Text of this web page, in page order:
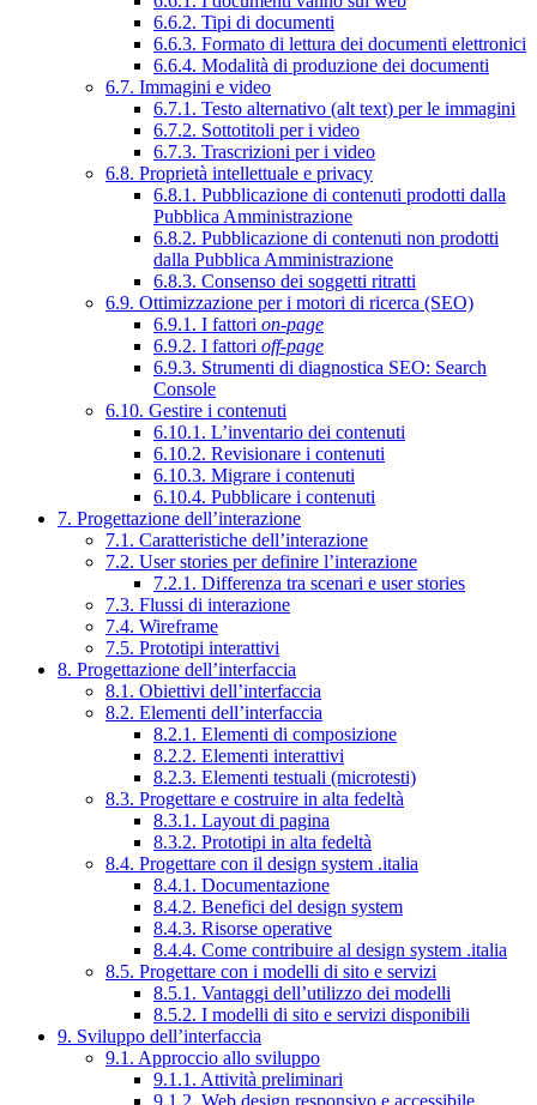
6.6.2. Tipi di documenti
6.6.3. Formato di lettura dei documenti elettronici
6.6.4. Modalità di produzione dei documenti
6.7. Immagini e video
6.7.1. Testo alternativo (alt text) per le immagini
6.7.2. Sottotitoli per i video
6.7.3. Trascrizioni per i video
6.8. Proprietà intellettuale e privacy
6.8.1. Pubblicazione di contenuti prodotti dalla
Pubblica Amministrazione
6.8.2. Pubblicazione di contenuti non prodotti
dalla Pubblica Amministrazione
6.8.3. Consenso dei soggetti ritratti
6.9. Ottimizzazione per i motori di ricerca (SEO)
6.9.1. I fattori on-page
6.9.2. I fattori off-page
6.9.3. Strumenti di diagnostica SEO: Search
Console
6.10. Gestire i contenuti
6.10.1. L’inventario dei contenuti
6.10.2. Revisionare i contenuti
6.10.3. Migrare i contenuti
6.10.4. Pubblicare i contenuti
7. Progettazione dell’interazione
7.1. Caratteristiche dell’interazione
7.2. User stories per definire l’interazione
7.2.1. Differenza tra scenari e user stories
7.3. Flussi di interazione
7.4. Wireframe
7.5. Prototipi interattivi
8. Progettazione dell’interfaccia
8.1. Obiettivi dell’interfaccia
8.2. Elementi dell’interfaccia
8.2.1. Elementi di composizione
8.2.2. Elementi interattivi
8.2.3. Elementi testuali (microtesti)
8.3. Progettare e costruire in alta fedeltà
8.3.1. Layout di pagina
8.3.2. Prototipi in alta fedeltà
8.4. Progettare con il design system .italia
8.4.1. Documentazione
8.4.2. Benefici del design system
8.4.3. Risorse operative
8.4.4. Come contribuire al design system .italia
8.5. Progettare con i modelli di sito e servizi
8.5.1. Vantaggi dell’utilizzo dei modelli
8.5.2. I modelli di sito e servizi disponibili
9. Sviluppo dell’interfaccia
9.1. Approccio allo sviluppo
9.1.1. Attività preliminari
9.1.2. Web design responsivo e accessibile